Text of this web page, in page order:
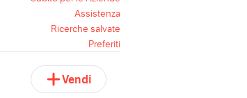
Assistenza
Ricerche salvate
Preferiti
Vendi